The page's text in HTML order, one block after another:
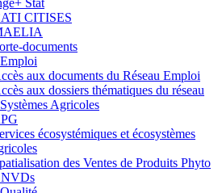
Stat
CITISES
documents
aux documents du Réseau Emploi
aux dossiers thématiques du réseau
Agricoles
écosystémiques et écosystèmes
des Ventes de Produits Phyto